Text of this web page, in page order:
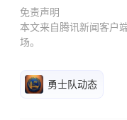
免责声明
本文来自腾讯新闻客户
场。
勇士队动态